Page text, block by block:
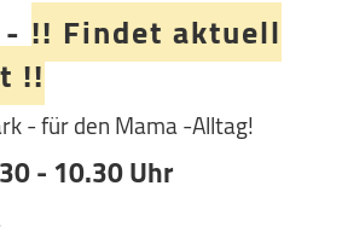
-!! Findet aktuell
!!
- für den Mama -Alltag!
- 10.30 Uhr